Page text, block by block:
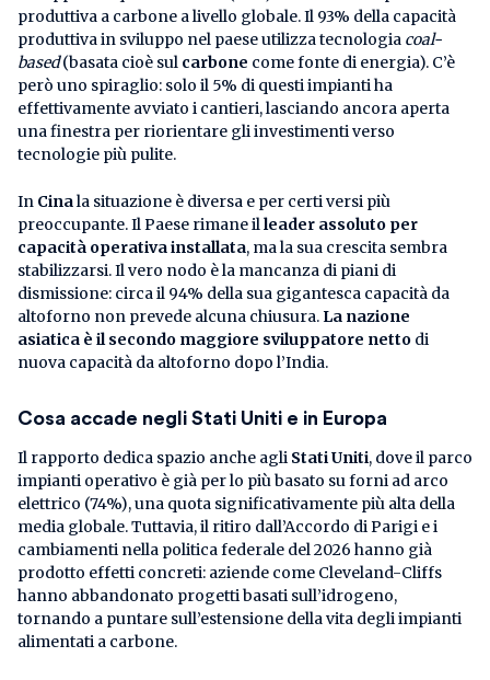
produttiva a carbone a livello globale. Il 93% della capacità
produttiva in sviluppo nel paese utilizza tecnologia coal-
based(basata cioè sul carbone come fonte di energia). C’è
però uno spiraglio: solo il 5% di questi impianti ha
effettivamente avviato i cantieri, lasciando ancora aperta
una finestra per riorientare gli investimenti verso
tecnologie più pulite.
In Cinala situazione è diversa e per certi versi più
preoccupante. Il Paese rimane illeader assoluto per
capacità operativa installata, ma la sua crescita sembra
stabilizzarsi. Il vero nodo è la mancanza di piani di
dismissione: circa il 94% della sua gigantesca capacità da
altoforno non prevede alcuna chiusura. La nazione
asiatica è il secondo maggiore sviluppatore netto di
nuova capacità da altoforno dopo l’India.
Cosa accade negli Stati Uniti e in Europa
Il rapporto dedica spazio anche agli Stati Uniti, dove il parco
impianti operativo è già per lo più basato su forni ad arco
elettrico (74%), una quota significativamente più alta della
media globale. Tuttavia, il ritiro dall’Accordo di Parigi e i
cambiamenti nella politica federale del 2026 hanno già
prodotto effetti concreti: aziende come Cleveland-Cliffs
hanno abbandonato progetti basati sull’idrogeno,
tornando a puntare sull’estensione della vita degli impianti
alimentati a carbone.